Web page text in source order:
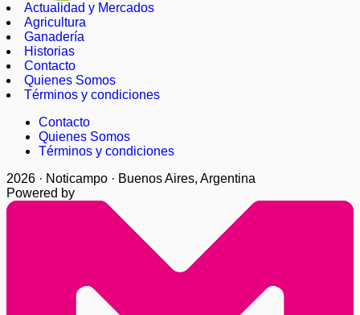
Actualidad y Mercados
Agricultura
Ganadería
Historias
Contacto
Quienes Somos
Términos y condiciones
Contacto
Quienes Somos
Términos y condiciones
2026 · Noticampo · Buenos Aires, Argentina
Powered by